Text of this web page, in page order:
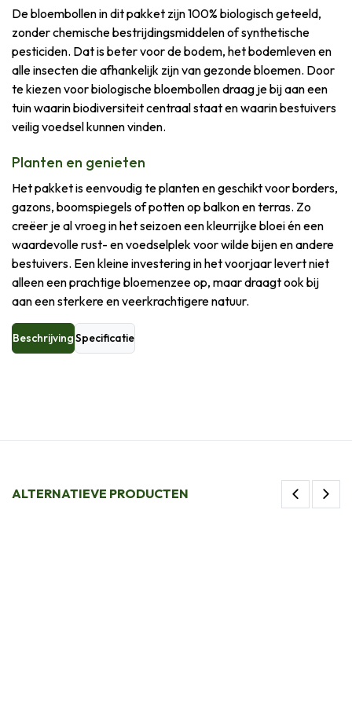
De bloembollen in dit pakket zijn 100% biologisch geteeld,
zonder chemische bestrijdingsmiddelen of synthetische
pesticiden. Dat is beter voor de bodem, het bodemleven en
alle insecten die afhankelijk zijn van gezonde bloemen. Door
te kiezen voor biologische bloembollen draag je bij aan een
tuin waarin biodiversiteit centraal staat en waarin bestuivers
veilig voedsel kunnen vinden.
Planten en genieten
Het pakket is eenvoudig te planten en geschikt voor borders,
gazons, boomspiegels of potten op balkon en terras. Zo
creëer je al vroeg in het seizoen een kleurrijke bloei én een
waardevolle rust- en voedselplek voor wilde bijen en andere
bestuivers. Een kleine investering in het voorjaar levert niet
alleen een prachtige bloemenzee op, maar draagt ook bij
aan een sterkere en veerkrachtigere natuur.
BeschrijvingSpecificatie
ALTERNATIEVE PRODUCTEN